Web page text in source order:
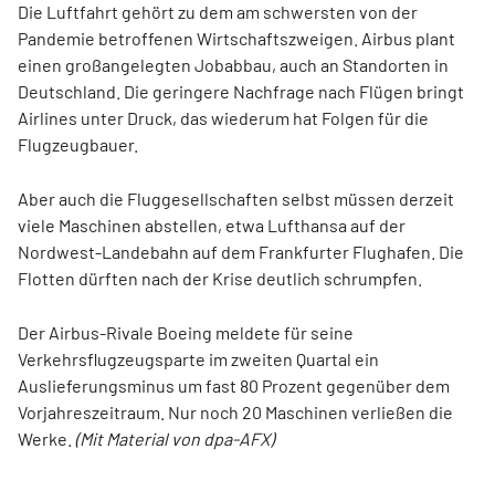
Die Luftfahrt gehört zu dem am schwersten von der
Pandemie betroffenen Wirtschaftszweigen. Airbus plant
einen großangelegten Jobabbau, auch an Standorten in
Deutschland. Die geringere Nachfrage nach Flügen bringt
Airlines unter Druck, das wiederum hat Folgen für die
Flugzeugbauer.
Aber auch die Fluggesellschaften selbst müssen derzeit
viele Maschinen abstellen, etwa Lufthansa auf der
Nordwest-Landebahn auf dem Frankfurter Flughafen. Die
Flotten dürften nach der Krise deutlich schrumpfen.
Der Airbus-Rivale Boeing meldete für seine
Verkehrsflugzeugsparte im zweiten Quartal ein
Auslieferungsminus um fast 80 Prozent gegenüber dem
Vorjahreszeitraum. Nur noch 20 Maschinen verließen die
Werke. (Mit Material von dpa-AFX)